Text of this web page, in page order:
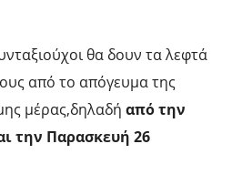
θα δουν τα λεφτά
από το απόγευμα της
μέρας,δηλαδή από την
την Παρασκευή 26